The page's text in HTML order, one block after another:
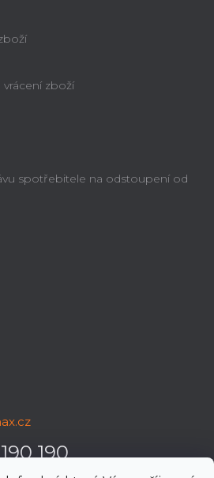
zboží
spotřebitele na odstoupení od
190